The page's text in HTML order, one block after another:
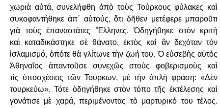
χωριὰ αὐτά, συνελήφθη ἀπὸ τοὺς Τούρκους φύλακες καὶ
συκοφαντήθηκε ἀπ΄ αὐτούς, ὅτιδῆθεν μετέφερε μπαροῦτι
γιὰ τοὺς ἐπαναστάτες Ἕλληνες. Ὁδηγήθηκε στὸν κριτὴ
καὶ καταδικάστηκε σὲ θάνατο, ἐκτὸς καὶ ἂν δεχόταν τὸν
ἰσλαμισμό, ὁπότε θὰ γλίτωνε τὴν ζωή του. Ὁ εὐσεβὴς αὐτὸς
Ἀθηναῖος ἀπαντοῦσε συνεχῶς στοὺς φοβερισμοὺς καὶ
τὶς ὑποσχέσεις τῶν Τούρκων, μὲ τὴν ἁπλὴ φράση: «Δὲν
τουρκεύω». Τότε ὁδηγήθηκε στὸντόπο τῆς ἐκτέλεσης καὶ
γονάτισε μὲ χαρά, περιμένοντας τὸ μαρτυρικό του τέλος.